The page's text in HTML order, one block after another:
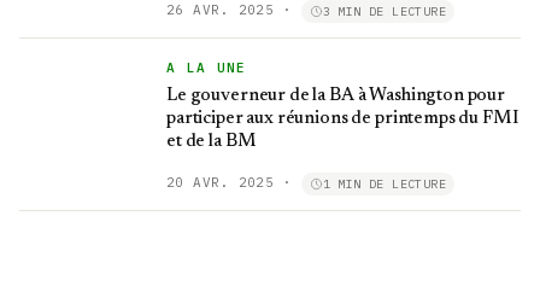
26 AVR. 2025 · 3 MIN DE LECTURE
A LA UNE
Le gouverneur de la BA à Washington pour
participer aux réunions de printemps du FMI
et de la BM
20 AVR. 2025 · 1 MIN DE LECTURE